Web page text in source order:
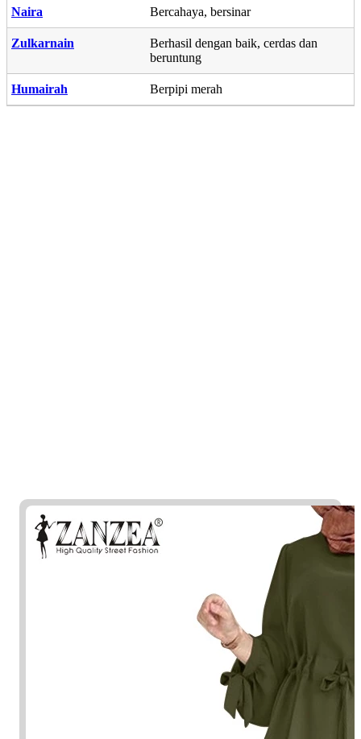
Naira Bercahaya, bersinar
Zulkarnain
Berhasil dengan baik, cerdas dan
beruntung
Humairah Berpipi merah